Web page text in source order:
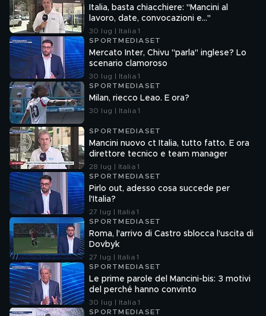
Italia, basta chiacchiere: "Mancini al
lavoro, date, convocazioni e…"
30 lug | Italia 1
SPORTMEDIASET
Mercato Inter, Chivu "parla" inglese? Lo
scenario clamoroso
30 lug | Italia 1
SPORTMEDIASET
Milan, riecco Leao. E ora?
30 lug | Italia 1
SPORTMEDIASET
Mancini nuovo ct Italia, tutto fatto. E ora
direttore tecnico e team manager
28 lug | Italia 1
SPORTMEDIASET
Pirlo out, adesso cosa succede per
l'Italia?
27 lug | Italia 1
SPORTMEDIASET
Roma, l'arrivo di Castro sblocca l'uscita di
Dovbyk
27 lug | Italia 1
SPORTMEDIASET
Le prime parole del Mancini-bis: 3 motivi
del perché hanno convinto
30 lug | Italia 1
SPORTMEDIASET